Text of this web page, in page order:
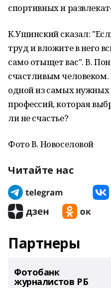
спортивных и
К.Ушинский сказал:
труд и вложите в него
само отыщет вас". В.
счастливым
одной из самых нужных
профессий, которая
ли не счастье?
Фото В. Новоселовой
Читайте нас
Партнеры
Фотобанк
журналистов РБ